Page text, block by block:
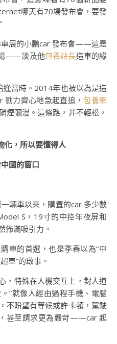
哪天有70場發布會，要發
車展的小鵬car 發布會——這是
場——談及他包養站長造車的緣
當時。2014年也被以為是造
勠力齊心地急起直追，包養網
煙彌漫。這條路，并不輕松，
化，所以要懂得人
國的窗口
輛車以來，購置的car 多少數
S，19寸的中控年夜屏和
佈滿吸引力。
車的首選，也是季春以為“中
車”的啟事。
，特殊在人機交互上，對人道
”就像人經由過程手機、電腦
不盼望有等候或許卡頓，駕駛
甚至請求更為嚴苛——car 起